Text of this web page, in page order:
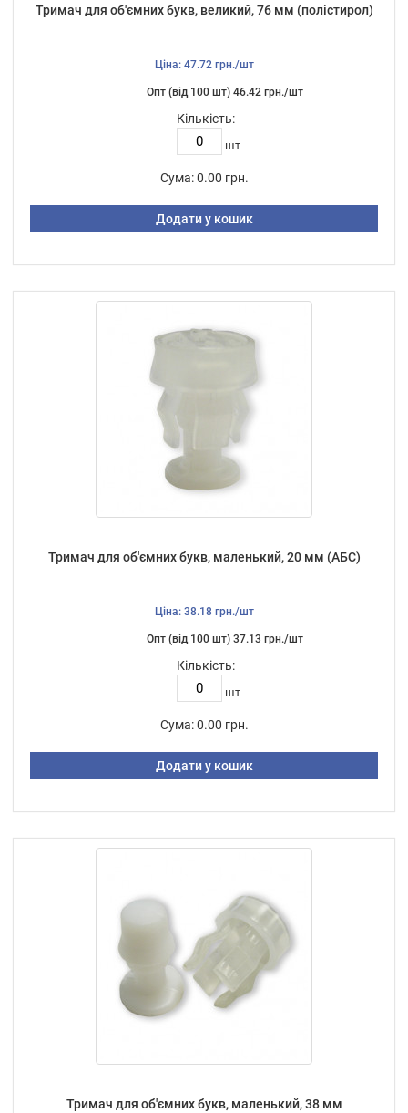
Тримач для об'ємних букв, великий, 76 мм (полістирол)
Ціна: 47.72 грн./шт
Опт (від 100 шт) 46.42 грн./шт
Кількість:
шт
Сума: 0.00 грн.
Додати у кошик
Тримач для об'ємних букв, маленький, 20 мм (АБС)
Ціна: 38.18 грн./шт
Опт (від 100 шт) 37.13 грн./шт
Кількість:
шт
Сума: 0.00 грн.
Додати у кошик
Тримач для об'ємних букв, маленький, 38 мм